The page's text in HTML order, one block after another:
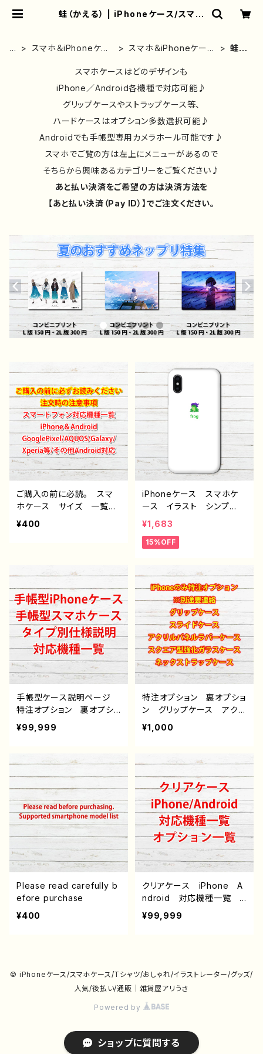
蛙（かえる） | iPhoneケース/スマホ
貨屋アリうさ
ホ
スマホ＆iPhoneケー
スマホ＆iPhoneケース
｜かわいい
蛙
スマホケースはどのデザインも
iPhone／Android各機種で対応可能♪
グリップケースやストラップケース等、
ハードケースはオプション多数選択可能♪
Androidでも手帳型専用カメラホール可能です♪
スマホでご覧の方は左上にメニューがあるので
そちらから興味あるカテゴリーをご覧ください♪
あと払い決済をご希望の方は決済方法を
【あと払い決済（Pay ID）】でご注文ください。
ご購入の前に必読。 スマ
ホケース サイズ 一覧
選び方 iPhoneケース A
対応
¥400
iPhoneケース スマホケ
ース イラスト シンプ
ル 安い おしゃれ ゆる
かわ 可愛い 動物 蛙
白 メンズ レディース
すすめ 人気 クリエイタ
ー iPhone15/14/13/12/11
AQUOS sense 4 5 6
Xperia Googlepixel
Galaxy Android アンド
ロイド ケース ノンブラン
ド オリジナル デザイン
グッズ タイトル：かえるの
魔法使い J1-9
¥1,683
15%OFF
手帳型ケース説明ページ
特注オプション 裏オプショ
ン 雑貨屋アリスの白うさ
¥99,999
特注オプション 裏オプショ
ン グリップケース アクリ
ルパネルラバーケース ス
クエア型強化ガラスケー
貨屋アリスの白うさぎ
¥1,000
Please read carefully b
efore purchase
¥400
クリアケース iPhone A
ndroid 対応機種一覧
オプション説明（iPoneの
¥99,999
© iPhoneケース/スマホケース/Tシャツ/おしゃれ/イラストレーター/グッズ/
人気/後払い/通販｜雑貨屋アリうさ
Powered by
ショップに質問する